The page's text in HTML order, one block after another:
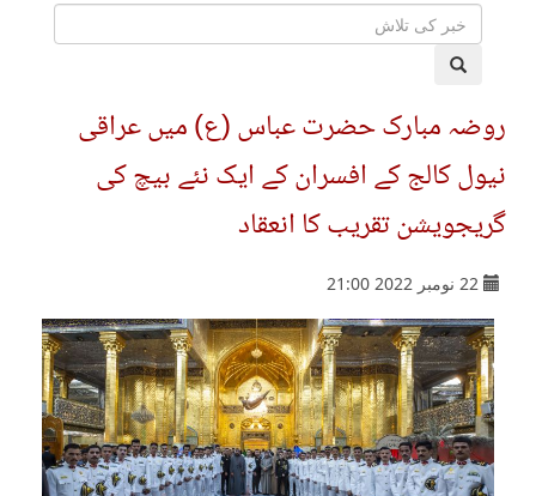
روضہ مبارک حضرت عباس (ع) میں عراقی
نیول کالج کے افسران کے ایک نئے بیچ کی
گریجویشن تقریب کا انعقاد
22 نومبر 2022 21:00